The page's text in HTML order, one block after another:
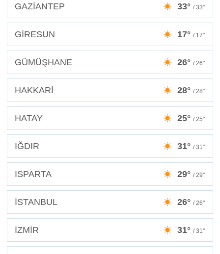
GAZİANTEP 33° / 33°
GİRESUN 17° / 17°
GÜMÜŞHANE 26° / 26°
HAKKARİ 28° / 28°
HATAY 25° / 25°
IĞDIR 31° / 31°
ISPARTA 29° / 29°
İSTANBUL 26° / 26°
İZMİR 31° / 31°